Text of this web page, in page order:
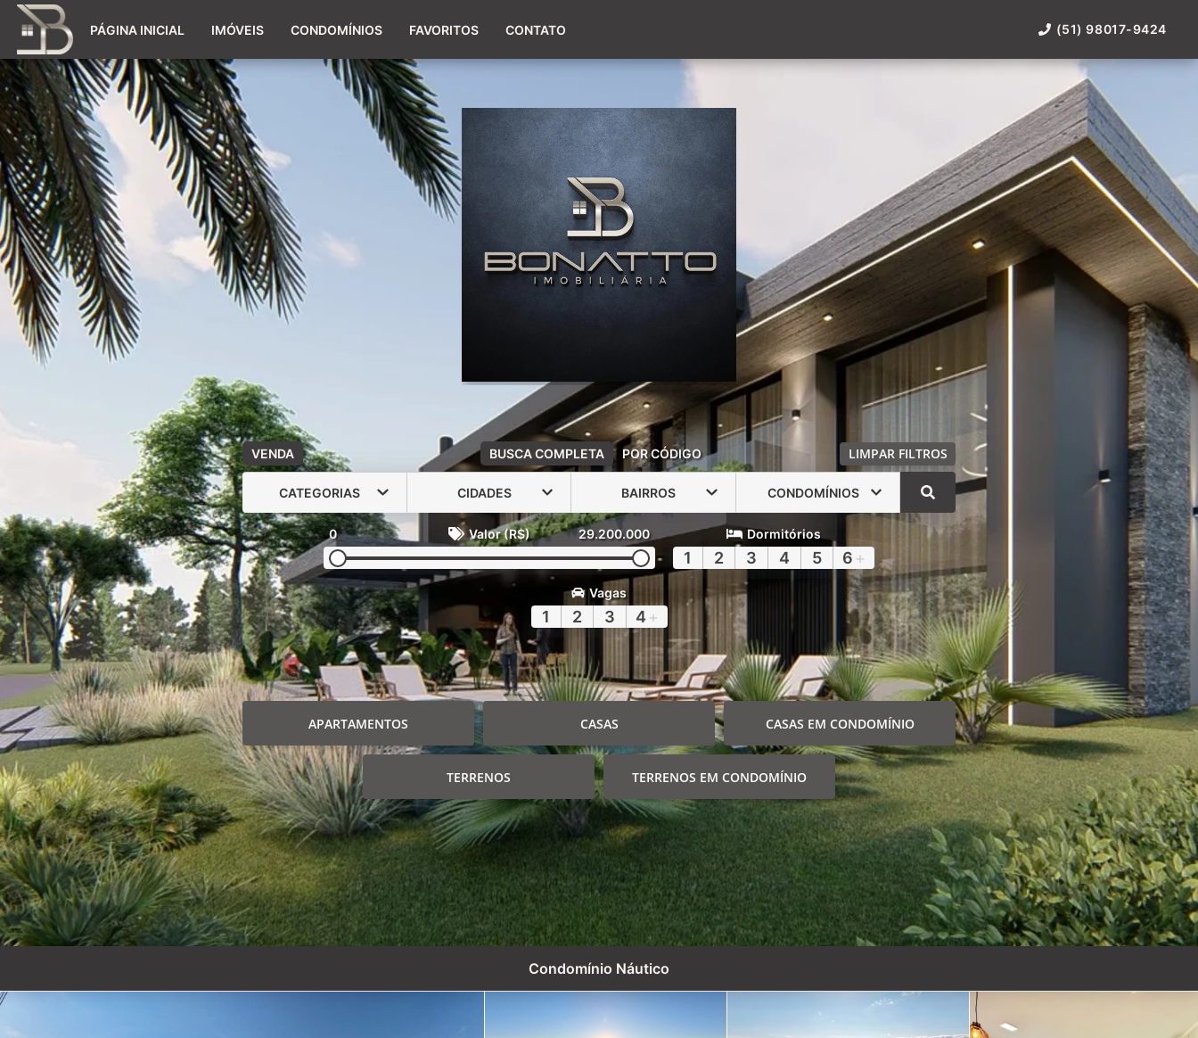
(51) 98017-9424
PÁGINA INICIAL IMÓVEIS CONDOMÍNIOS FAVORITOS CONTATO (51) 98017-9424
VENDA BUSCA COMPLETA POR CÓDIGO LIMPAR FILTROS
CATEGORIAS CIDADES BAIRROS CONDOMÍNIOS
0 Valor (R$) 29.200.000 Dormitórios
1 2 3 4 5 6 +
Vagas
1 2 3 4 +
APARTAMENTOS CASAS CASAS EM CONDOMÍNIO
TERRENOS TERRENOS EM CONDOMÍNIO
Condomínio Náutico